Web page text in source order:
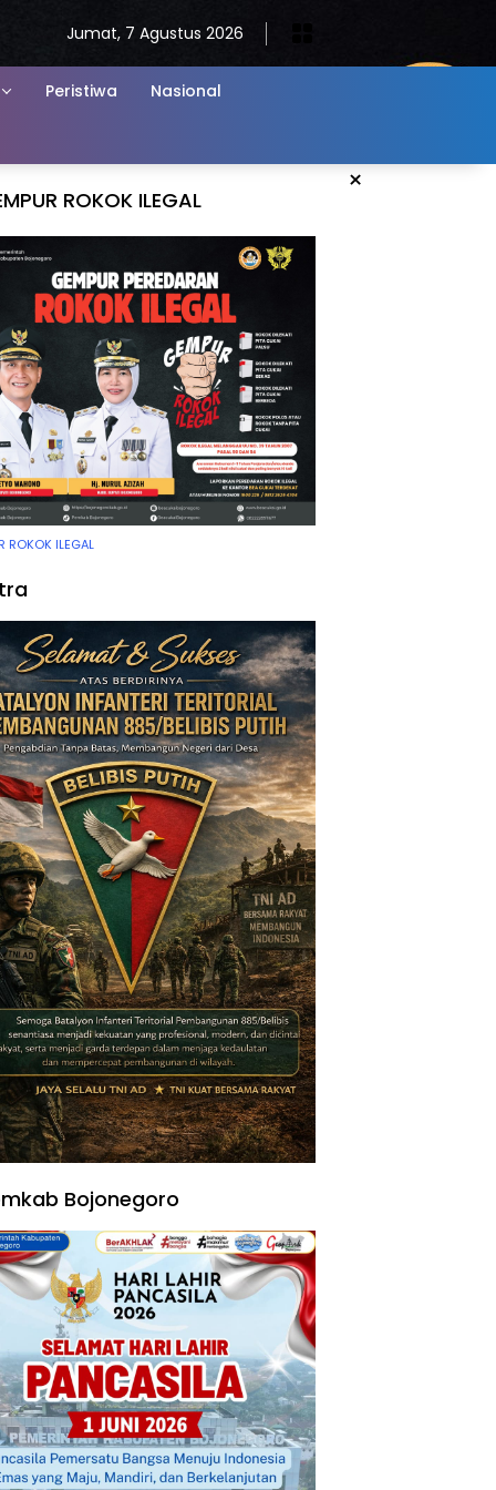
Jumat, 7 Agustus 2026
Peristiwa Nasional
×
ROKOK ILEGAL
ROKOK ILEGAL
Bojonegoro